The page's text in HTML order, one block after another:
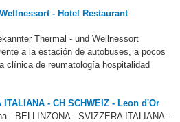
- Hotel Restaurant
Thermal - und Wellnessort
a la estación de autobuses, a pocos
clínica de reumatología hospitalidad
ITALIANA - CH SCHWEIZ - Leon d'Or
- BELLINZONA - SVIZZERA ITALIANA -